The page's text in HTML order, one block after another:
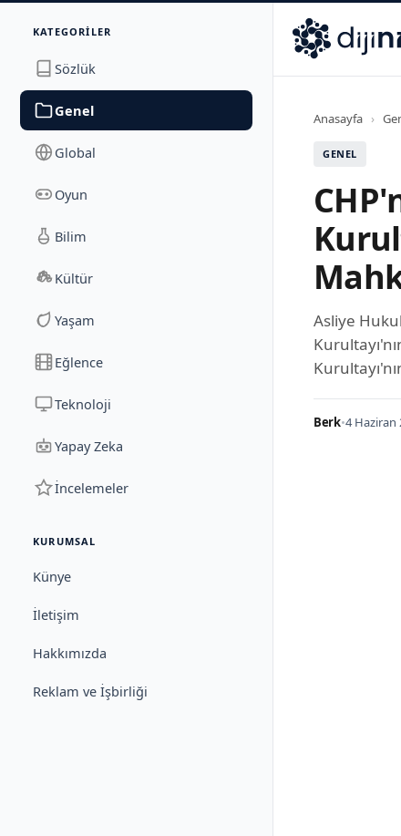
KATEGORILER
Sözlük
Genel
Global
Oyun
Bilim
Kültür
Yaşam
Eğlence
Teknoloji
Yapay Zeka
İncelemeler
KURUMSAL
Künye
İletişim
Hakkımızda
Reklam ve İşbirliği
İletişim
Dijinika Avrasya Cad. Sitesi B Blok No: 17/2A, Marmara
Anasayfa ›
GENEL
Asliye
Berk•4 Haziran